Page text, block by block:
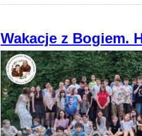
Wakacje z Bogiem.